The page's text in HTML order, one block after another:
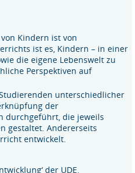
Kindern ist von
ist es, Kindern – in einer
die eigene Lebenswelt zu
Perspektiven auf
unterschiedlicher
der
durchgeführt, die jeweils
gestaltet. Andererseits
entwickelt.
der UDE.